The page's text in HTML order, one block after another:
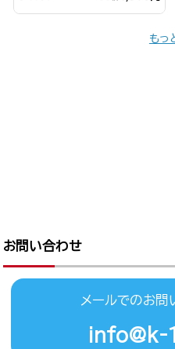
もっ
お問い合わせ
メールでのお問